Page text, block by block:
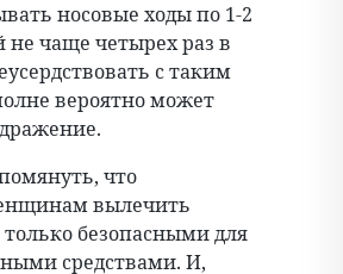
носовые ходы по 1-2
чаще четырех раз в
с таким
вероятно может
что
вылечить
безопасными для
средствами. И,